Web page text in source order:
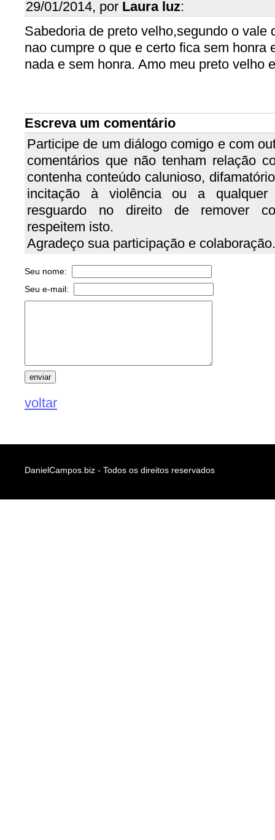
29/01/2014, por Laura luz:
Sabedoria de preto velho,segundo o vale
nao cumpre o que e certo fica sem honra
nada e sem honra. Amo meu preto velho
Escreva um comentário
Participe de um diálogo comigo e com
comentários que não tenham relação
contenha conteúdo calunioso,
incitação à violência ou a qualquer
resguardo no direito de remover
respeitem isto.
Agradeço sua participação e colaboração.
Seu nome:
Seu e-mail:
voltar
DanielCampos.biz - Todos os direitos reservados